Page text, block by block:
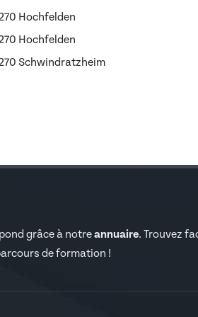
Hochfelden
Hochfelden
Schwindratzheim
grâce à notreannuaire. Trouvez
de formation !